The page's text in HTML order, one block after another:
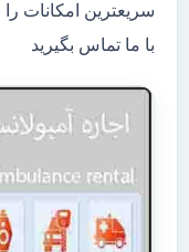
سریعترین امکانات
با ما تماس بگیرید